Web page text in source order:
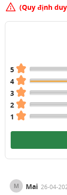
(Quy định
5
4
3
2
1
M Mai 26-04-